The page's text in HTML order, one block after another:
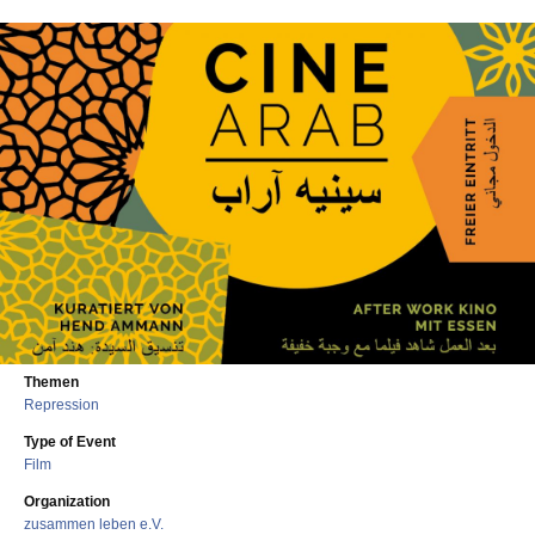
Themen
Repression
Type of Event
Film
Organization
zusammen leben e.V.